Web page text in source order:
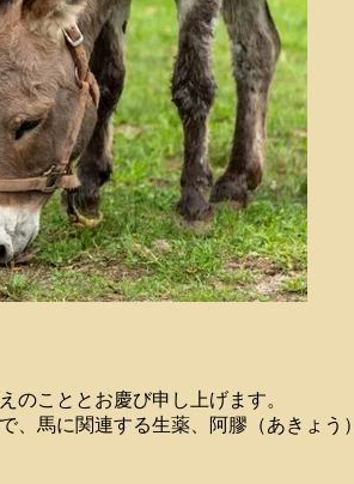
のこととお慶び申し上げます。
、馬に関連する生薬、阿膠（あきょう